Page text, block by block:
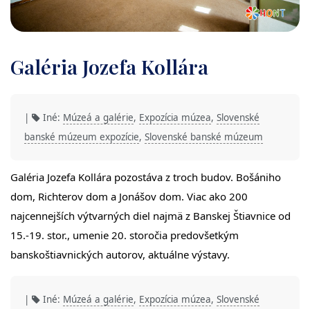
Galéria Jozefa Kollára
| Iné: Múzeá a galérie, Expozícia múzea, Slovenské
banské múzeum expozície, Slovenské banské múzeum
Galéria Jozefa Kollára pozostáva z troch budov. Bošániho
dom, Richterov dom a Jonášov dom. Viac ako 200
najcennejších výtvarných diel najmä z Banskej Štiavnice od
15.-19. stor., umenie 20. storočia predovšetkým
banskoštiavnických autorov, aktuálne výstavy.
| Iné: Múzeá a galérie, Expozícia múzea, Slovenské